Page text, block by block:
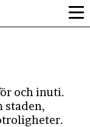
och inuti.
staden,